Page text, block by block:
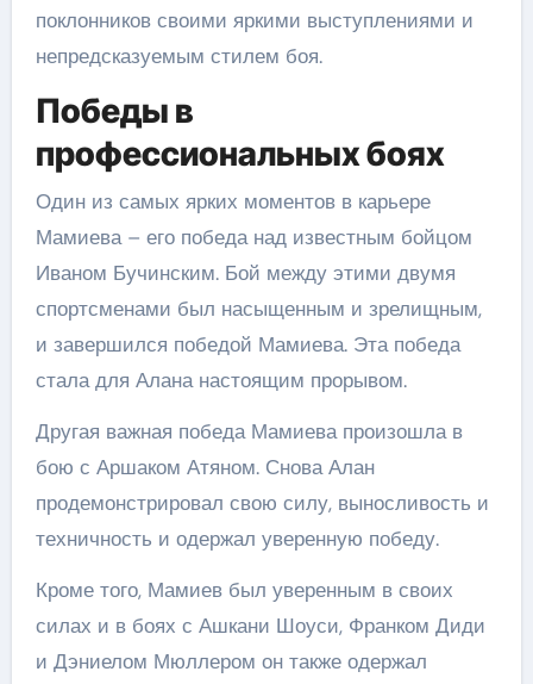
поклонников своими яркими выступлениями и
непредсказуемым стилем боя.
Победы в
профессиональных боях
Один из самых ярких моментов в карьере
Мамиева – его победа над известным бойцом
Иваном Бучинским. Бой между этими двумя
спортсменами был насыщенным и зрелищным,
и завершился победой Мамиева. Эта победа
стала для Алана настоящим прорывом.
Другая важная победа Мамиева произошла в
бою с Аршаком Атяном. Снова Алан
продемонстрировал свою силу, выносливость и
техничность и одержал уверенную победу.
Кроме того, Мамиев был уверенным в своих
силах и в боях с Ашкани Шоуси, Франком Диди
и Дэниелом Мюллером он также одержал